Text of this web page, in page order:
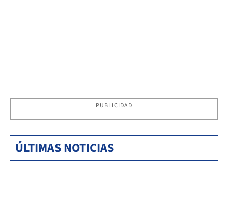
PUBLICIDAD
ÚLTIMAS NOTICIAS